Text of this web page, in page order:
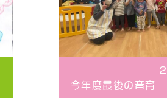
今年度最後の音育